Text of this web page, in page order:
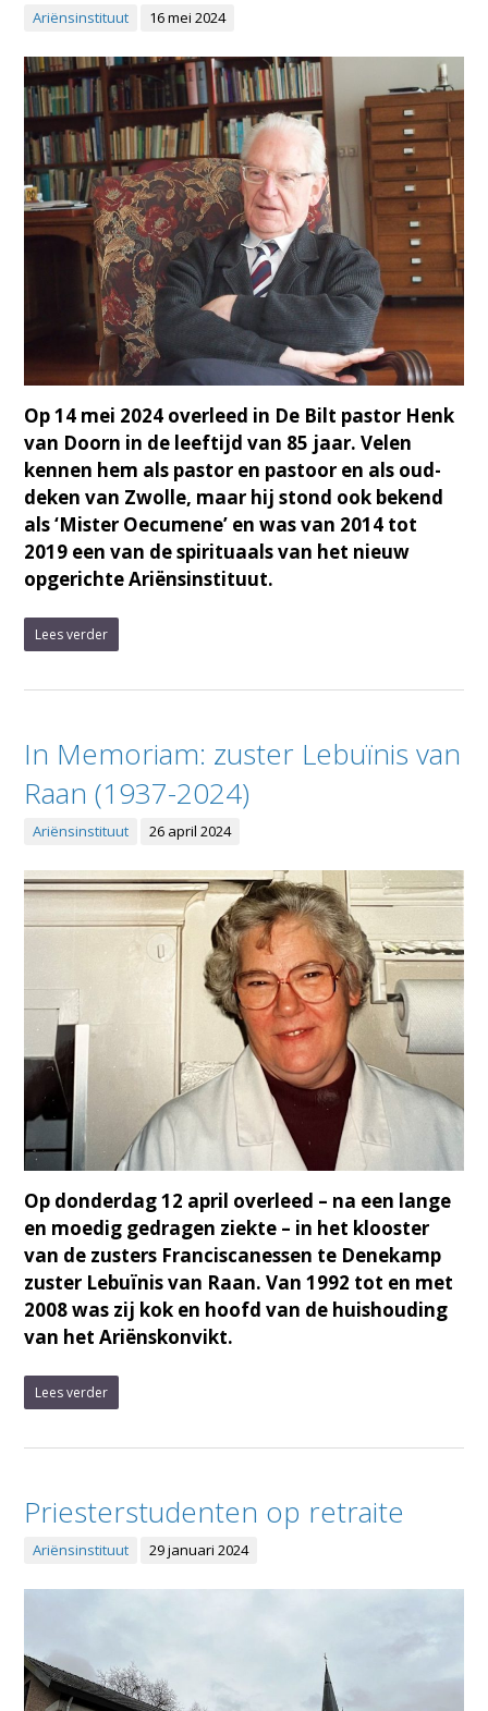
Ariënsinstituut 16 mei 2024
Op 14 mei 2024 overleed in De Bilt pastor Henk
van Doorn in de leeftijd van 85 jaar. Velen
kennen hem als pastor en pastoor en als oud-
deken van Zwolle, maar hij stond ook bekend
als ‘Mister Oecumene’ en was van 2014 tot
2019 een van de spirituaals van het nieuw
opgerichte Ariënsinstituut.
Lees verder
In Memoriam: zuster Lebuïnis van
Raan (1937-2024)
Ariënsinstituut 26 april 2024
Op donderdag 12 april overleed – na een lange
en moedig gedragen ziekte – in het klooster
van de zusters Franciscanessen te Denekamp
zuster Lebuïnis van Raan. Van 1992 tot en met
2008 was zij kok en hoofd van de huishouding
van het Ariënskonvikt.
Lees verder
Priesterstudenten op retraite
Ariënsinstituut 29 januari 2024